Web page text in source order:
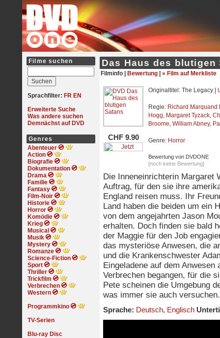
Filme suchen
Sprachfilter: FR EN
Erweiterte Suche
Was andere suchen
Demnächst auf DVD
Genres
Abenteuer
Action
Biografie
Dokumentation
Drama
Familie
Fantasy
Film-Noir
Historie
Horror
Komödie
Krieg
Musical
Musik
Mystery
Romanze
Science-Fiction
Sport
Thriller
Trickfilm
Verbrechen
Western
Programmkino
TV-Serien
Blu-ray Disc
Das Haus des blutigen
Filminfo | Bewertung » Film auf Merkliste
CHF 9.90
Originaltitel: The Legacy |
Regie: Richard Marquand
Hogg, Margaret Tyzack,
Broome, William Abney,
Genre: Horror
Bewertung von DVDONE
[noch keine Bewertung]
Die Inneneinrichterin Margaret
Auftrag, für den sie ihre
England reisen muss. Ihr
Land haben die beiden um ein
von dem angejahrten Jason
erhalten. Doch finden sie bald
der Maggie für den Job
das mysteriöse Anwesen, die
und die Krankenschwester
Eingeladene auf dem Anwesen
Verbrechen begangen, für die
Pete scheinen die Umgebung
was immer sie auch versuchen.
Sprache: Deutsch, Englisch